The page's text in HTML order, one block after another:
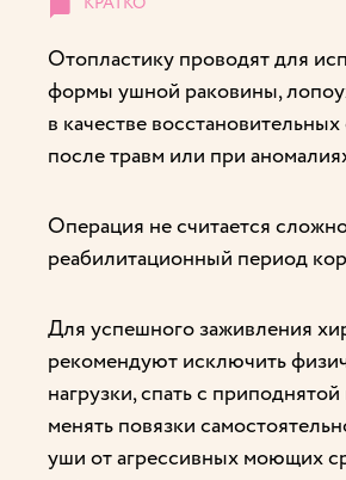
Отопластику проводят для
формы ушной раковины,
в качестве
после травм или при
Операция не считается
реабилитационный период
Для успешного заживления
рекомендуют исключить
нагрузки, спать с
менять повязки
уши от агрессивных моющих